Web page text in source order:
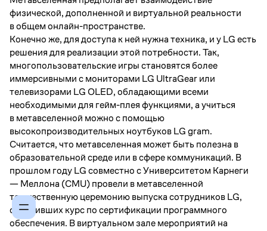
физической, дополненной и виртуальной реальности
в общем онлайн-пространстве.
Конечно же, для доступа к ней нужна техника, и у LG есть
решения для реализации этой потребности. Так,
многопользовательские игры становятся более
иммерсивными с мониторами LG UltraGear или
телевизорами LG OLED, обладающими всеми
необходимыми для гейм-плея функциями, а учиться
в метавселенной можно с помощью
высокопроизводительных ноутбуков LG gram.
Считается, что метавселенная может быть полезна в
образовательной среде или в сфере коммуникаций. В
прошлом году LG совместно с Университетом Карнеги
— Меллона (CMU) провели в метавселенной
торжественную церемонию выпуска сотрудников LG,
окончивших курс по сертификации программного
обеспечения. В виртуальном зале мероприятий на